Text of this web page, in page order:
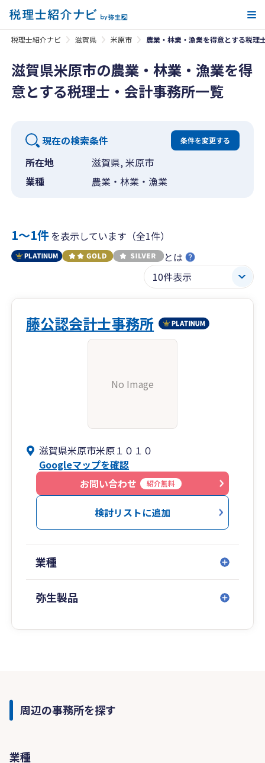
税理士紹介ナビ 滋賀県 米原市 農業・林業・漁業を得意とする税理
滋賀県米原市の農業・林業・漁業を得
意とする税理士・会計事務所一覧
現在の検索条件 条件を変更する
所在地
滋賀県, 米原市
業種
農業・林業・漁業
1〜1件を表示しています（全1件）
とは
藤公認会計士事務所
No Image
滋賀県米原市米原１０１０
Googleマップを確認
お問い合わせ
紹介無料
検討リストに追加
業種
弥生製品
周辺の事務所を探す
業種